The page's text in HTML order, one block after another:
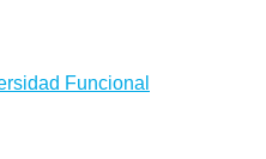
Funcional